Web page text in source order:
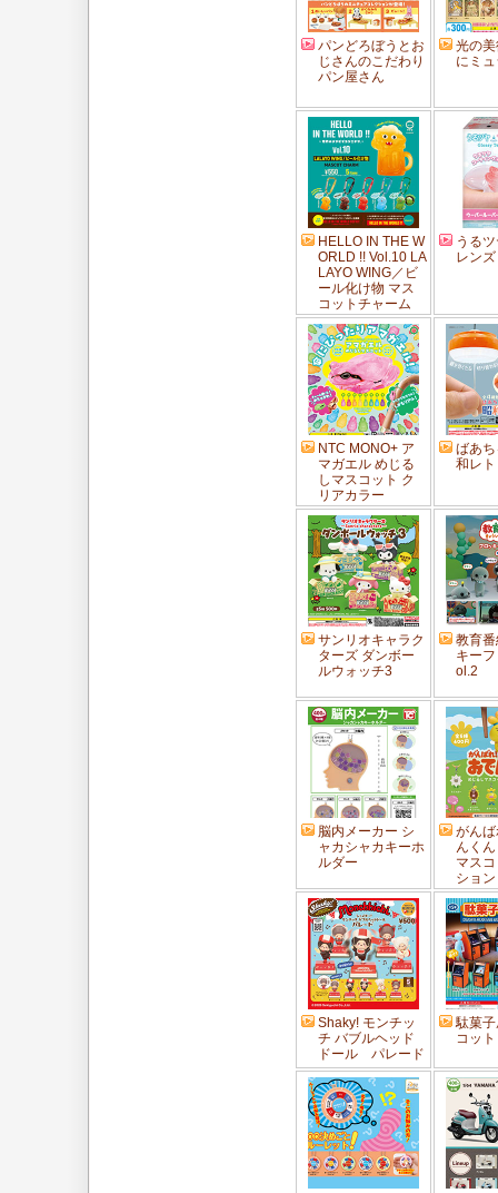
パンどろぼうとお
じさんのこだわり
パン屋さん
光の
にミ
HELLO IN THE W
ORLD !! Vol.10 LA
LAYO WING／ビ
ール化け物 マス
コットチャーム
うる
レンズ
NTC MONO+ ア
マガエル めじる
しマスコット ク
リアカラー
ばあ
和レ
サンリオキャラク
ターズ ダンボー
ルウォッチ3
教育
キー
ol.2
脳内メーカー シ
ャカシャカキーホ
ルダー
がん
んく
マス
ション
Shaky! モンチッ
チ バブルヘッド
ドール パレード
駄菓
コット